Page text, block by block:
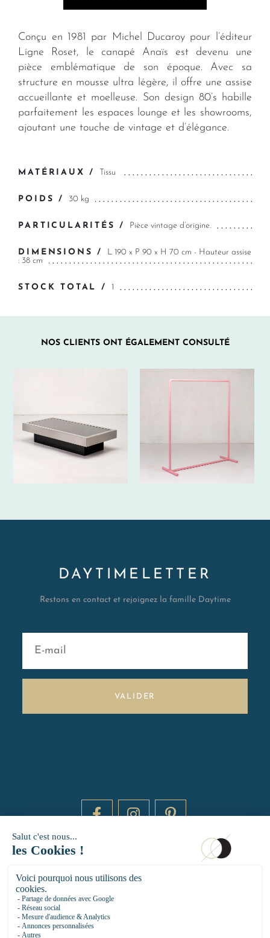
Conçu en 1981 par Michel Ducaroy pour l’éditeur
Ligne Roset, le canapé Anaïs est devenu une
pièce emblématique de son époque. Avec sa
structure en mousse ultra légère, il offre une assise
accueillante et moelleuse. Son design 80’s habille
parfaitement les espaces lounge et les showrooms,
ajoutant une touche de vintage et d’élégance.
MATÉRIAUX / Tissu
POIDS / 30 kg
PARTICULARITÉS / Pièce vintage d’origine.
DIMENSIONS / L 190 x P 90 x H 70 cm - Hauteur assise
: 38 cm
STOCK TOTAL / 1
NOS CLIENTS ONT ÉGALEMENT CONSULTÉ
DAYTIMELETTER
Restons en contact et rejoignez la famille Daytime
VALIDER
14 RUE DE BRETAGNE - 75003 PARIS